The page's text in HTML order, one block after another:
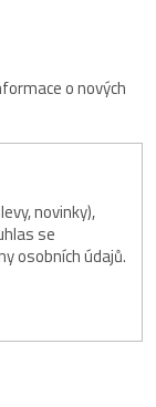
o nových
novinky),
se
osobních údajů.